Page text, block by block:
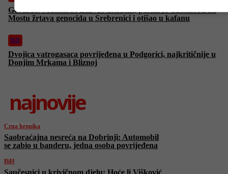
Goražde: Muškarac izazvao incident, parkirao automobil na
Mostu žrtava genocida u Srebrenici i otišao u kafanu
BiH
Dvojica vatrogasaca povrijeđena u Podgorici, najkritičnije u
Donjim Mrkama i Bliznoj
najnovije
Crna hronika
Saobraćajna nesreća na Dobrinji: Automobil
se zabio u banderu, jedna osoba povrijeđena
BiH
Saučesnici u krivičnom djelu: Hoće li Višković